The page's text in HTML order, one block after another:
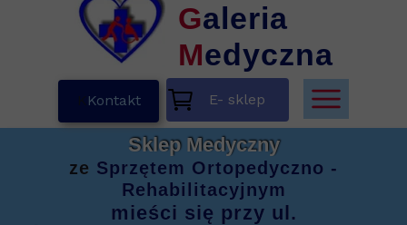
Kontakt
Galeria
Medyczna
Sklep Medyczny
ze Sprzętem Ortopedyczno -
Rehabilitacyjnym
mieści się przy ul.
E- sklep